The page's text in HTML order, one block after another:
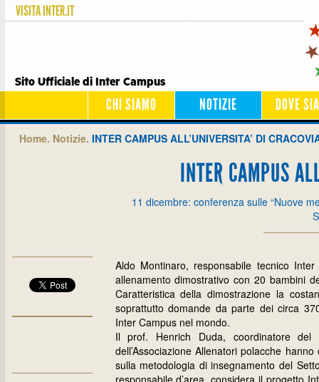
VISITAINTER.IT
Sito Ufficiale di Inter Campus
CHI SIAMO NOTIZIE DOVE
Home. Notizie. INTER CAMPUS ALL’UNIVERSITA’ DI
INTER CAMPUS
11 dicembre: conferenza sulle “Nuove
Aldo Montinaro, responsabile tecnico
allenamento dimostrativo con 20 bambini
Caratteristica della dimostrazione la
soprattutto domande da parte dei circa
Inter Campus nel mondo.
Il prof. Henrich Duda, coordinatore
dell’Associazione Allenatori polacche
sulla metodologia di insegnamento del
responsabile d’area, considera il progetto